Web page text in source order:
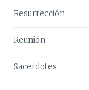
Resurrección
Reunión
Sacerdotes